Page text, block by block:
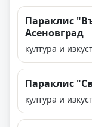
Параклис
Асеновград
култура и
Параклис
култура и